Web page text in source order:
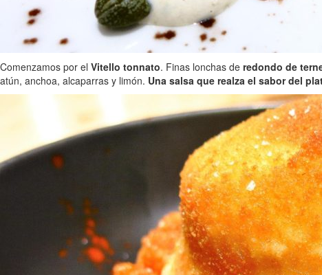
Comenzamos por el Vitello tonnato. Finas lonchas de redondo de
atún, anchoa, alcaparras y limón. Una salsa que realza el sabor del